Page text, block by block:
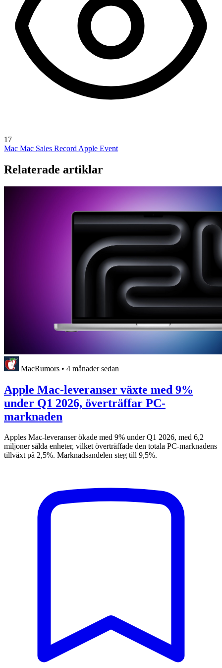
17
Mac Mac Sales Record Apple Event
Relaterade artiklar
MacRumors • 4 månader sedan
Apple Mac-leveranser växte med 9%
under Q1 2026, överträffar PC-
marknaden
Apples Mac-leveranser ökade med 9% under Q1 2026, med 6,2
miljoner sålda enheter, vilket överträffade den totala PC-marknadens
tillväxt på 2,5%. Marknadsandelen steg till 9,5%.